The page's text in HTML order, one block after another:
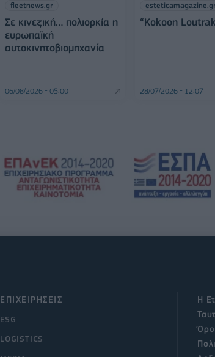
fleetnews.gr
Σε κινεζική… πολιορκία η
ευρωπαϊκή
αυτοκινητοβιομηχανία
06/08/2026 - 05:00
“Kokoon
28/07/2026 - 12:07
ΕΠΙΧΕΙΡΗΣΕΙΣ
ESG
LOGISTICS
Η